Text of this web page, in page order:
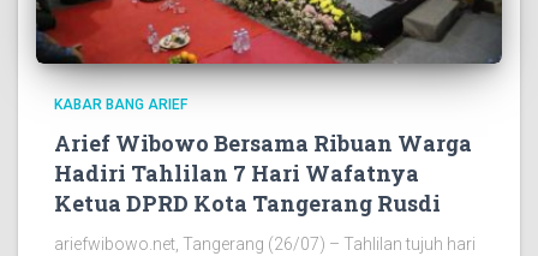
KABAR BANG ARIEF
Arief Wibowo Bersama Ribuan Warga
Hadiri Tahlilan 7 Hari Wafatnya
Ketua DPRD Kota Tangerang Rusdi
ariefwibowo.net, Tangerang (26/07) – Tahlilan tujuh hari